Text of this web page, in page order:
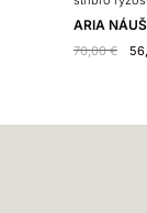
ARIA
70,00€